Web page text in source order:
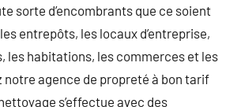
sorte d’encombrants que ce soient
entrepôts, les locaux d’entreprise,
les habitations, les commerces et les
notre agence de propreté à bon tarif
s’effectue avec des